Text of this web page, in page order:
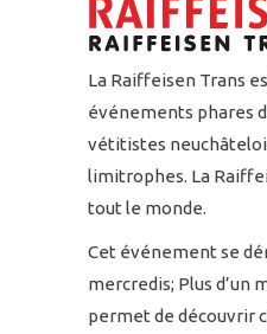
La Raiffeisen Trans
événements phares
vétitistes
limitrophes. La
tout le monde.
Cet événement se
mercredis; Plus d’un
permet de découvrir